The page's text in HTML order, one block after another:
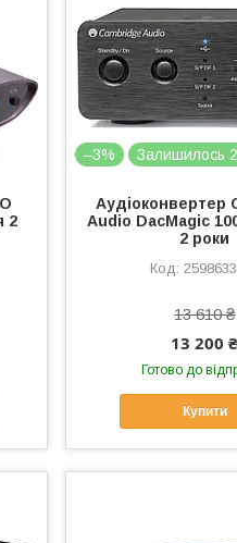
2
–3% Залишилось
Аудіоконвертер
Audio DacMagic
2 роки
13 610 ₴
13 200 ₴
Готово до
Купити